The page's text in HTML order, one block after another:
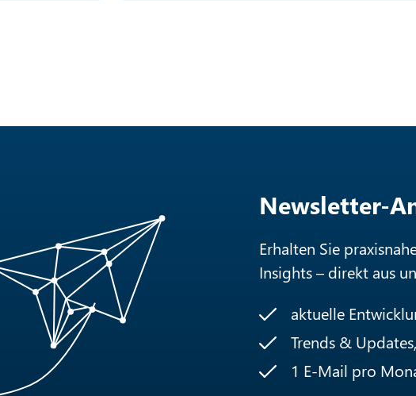
Newsletter-
Erhalten Sie
Insights – direkt aus
aktuelle
Trends &
1 E-Mail pro